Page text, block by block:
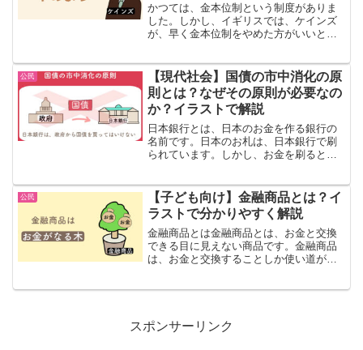
かつては、金本位制という制度がありま
した。しかし、イギリスでは、ケインズ
が、早く金本位制をやめた方がいいと主
えたのか？詳しく見ていきます。金本位
制とは金本位制とは、お金の...
公民
【現代社会】国債の市中消化の原
則とは？なぜその原則が必要なの
か？イラストで解説
日本銀行とは、日本のお金を作る銀行の
名前です。日本のお札は、日本銀行で刷
られています。しかし、お金を刷るとき
はいけないというルールです。政府が日
本銀行から直接お金をもら...
公民
【子ども向け】金融商品とは？イ
ラストで分かりやすく解説
金融商品とは金融商品とは、お金と交換
できる目に見えない商品です。金融商品
は、お金と交換することしか使い道があ
スポンサーリンク